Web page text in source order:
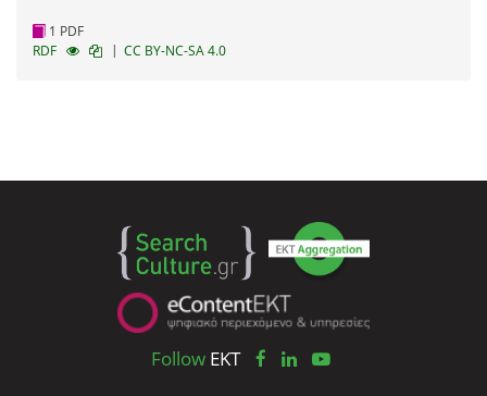
1 PDF
RDF
| CC BY-NC-SA 4.0
Follow EKT